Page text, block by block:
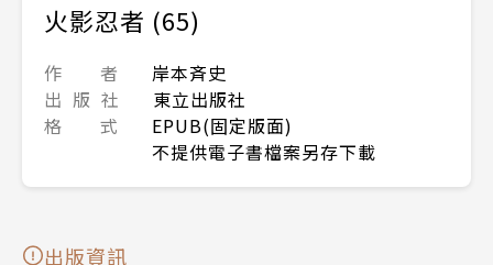
火影忍者 (65)
作 者
岸本斉史
出 版 社
東立出版社
格 式
EPUB(固定版面)
不提供電子書檔案另存下載
出版資訊